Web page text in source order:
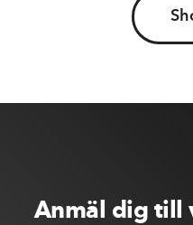
Anmäl dig till